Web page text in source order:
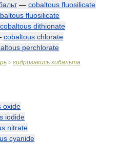
— cobaltous fluosilicate
fluosilicate
cobaltous dithionate
cobaltous chlorate
perchlorate
> гидрозакись кобальта
oxide
iodide
nitrate
cyanide